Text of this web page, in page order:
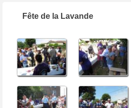
Fête de la Lavande